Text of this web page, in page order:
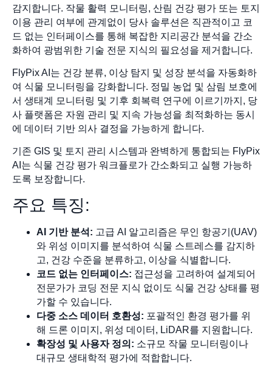
감지합니다. 작물 활력 모니터링, 산림 건강 평가 또는 토지
이용 관리 여부에 관계없이 당사 솔루션은 직관적이고 코
드 없는 인터페이스를 통해 복잡한 지리공간 분석을 간소
화하여 광범위한 기술 전문 지식의 필요성을 제거합니다.
FlyPix AI는 건강 분류, 이상 탐지 및 성장 분석을 자동화하
여 식물 모니터링을 강화합니다. 정밀 농업 및 삼림 보호에
서 생태계 모니터링 및 기후 회복력 연구에 이르기까지, 당
사 플랫폼은 자원 관리 및 지속 가능성을 최적화하는 동시
에 데이터 기반 의사 결정을 가능하게 합니다.
기존 GIS 및 토지 관리 시스템과 완벽하게 통합되는 FlyPix
AI는 식물 건강 평가 워크플로가 간소화되고 실행 가능하
도록 보장합니다.
주요 특징:
AI 기반 분석: 고급 AI 알고리즘은 무인 항공기(UAV)
와 위성 이미지를 분석하여 식물 스트레스를 감지하
고, 건강 수준을 분류하고, 이상을 식별합니다.
코드 없는 인터페이스: 접근성을 고려하여 설계되어
전문가가 코딩 전문 지식 없이도 식물 건강 상태를 평
가할 수 있습니다.
다중 소스 데이터 호환성: 포괄적인 환경 평가를 위
해 드론 이미지, 위성 데이터, LiDAR를 지원합니다.
확장성 및 사용자 정의: 소규모 작물 모니터링이나
대규모 생태학적 평가에 적합합니다.